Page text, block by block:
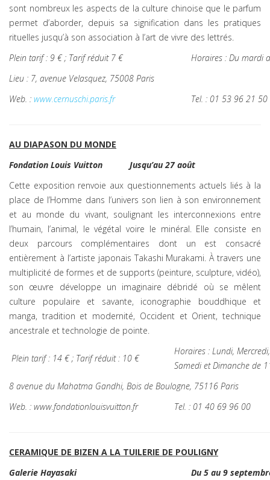
sont nombreux les aspects de la culture chinoise que le parfum
permet d’aborder, depuis sa signification dans les pratiques
rituelles jusqu’à son association à l’art de vivre des lettrés.
Plein tarif : 9 € ; Tarif réduit 7 €
Horaires : Du mardi
Lieu : 7, avenue Velasquez, 75008 Paris
Web. : www.cernuschi.paris.fr Tel. : 01 53 96 21 50
AU DIAPASON DU MONDE
Fondation Louis Vuitton
Jusqu’au 27 août
Cette exposition renvoie aux questionnements actuels liés à la
place de l’Homme dans l’univers son lien à son environnement
et au monde du vivant, soulignant les interconnexions entre
l’humain, l’animal, le végétal voire le minéral. Elle consiste en
deux parcours complémentaires dont un est consacré
entièrement à l’artiste japonais Takashi Murakami. À travers une
multiplicité de formes et de supports (peinture, sculpture, vidéo),
son œuvre développe un imaginaire débridé où se mêlent
culture populaire et savante, iconographie bouddhique et
manga, tradition et modernité, Occident et Orient, technique
ancestrale et technologie de pointe.
Plein tarif : 14 € ; Tarif réduit : 10 €
Horaires : Lundi,
Samedi et Dimanche de
8 avenue du Mahatma Gandhi, Bois de Boulogne, 75116 Paris
Web. : www.fondationlouisvuitton.fr Tel. : 01 40 69 96 00
CERAMIQUE DE BIZEN A LA TUILERIE DE POULIGNY
Galerie Hayasaki
Du 5 au 9